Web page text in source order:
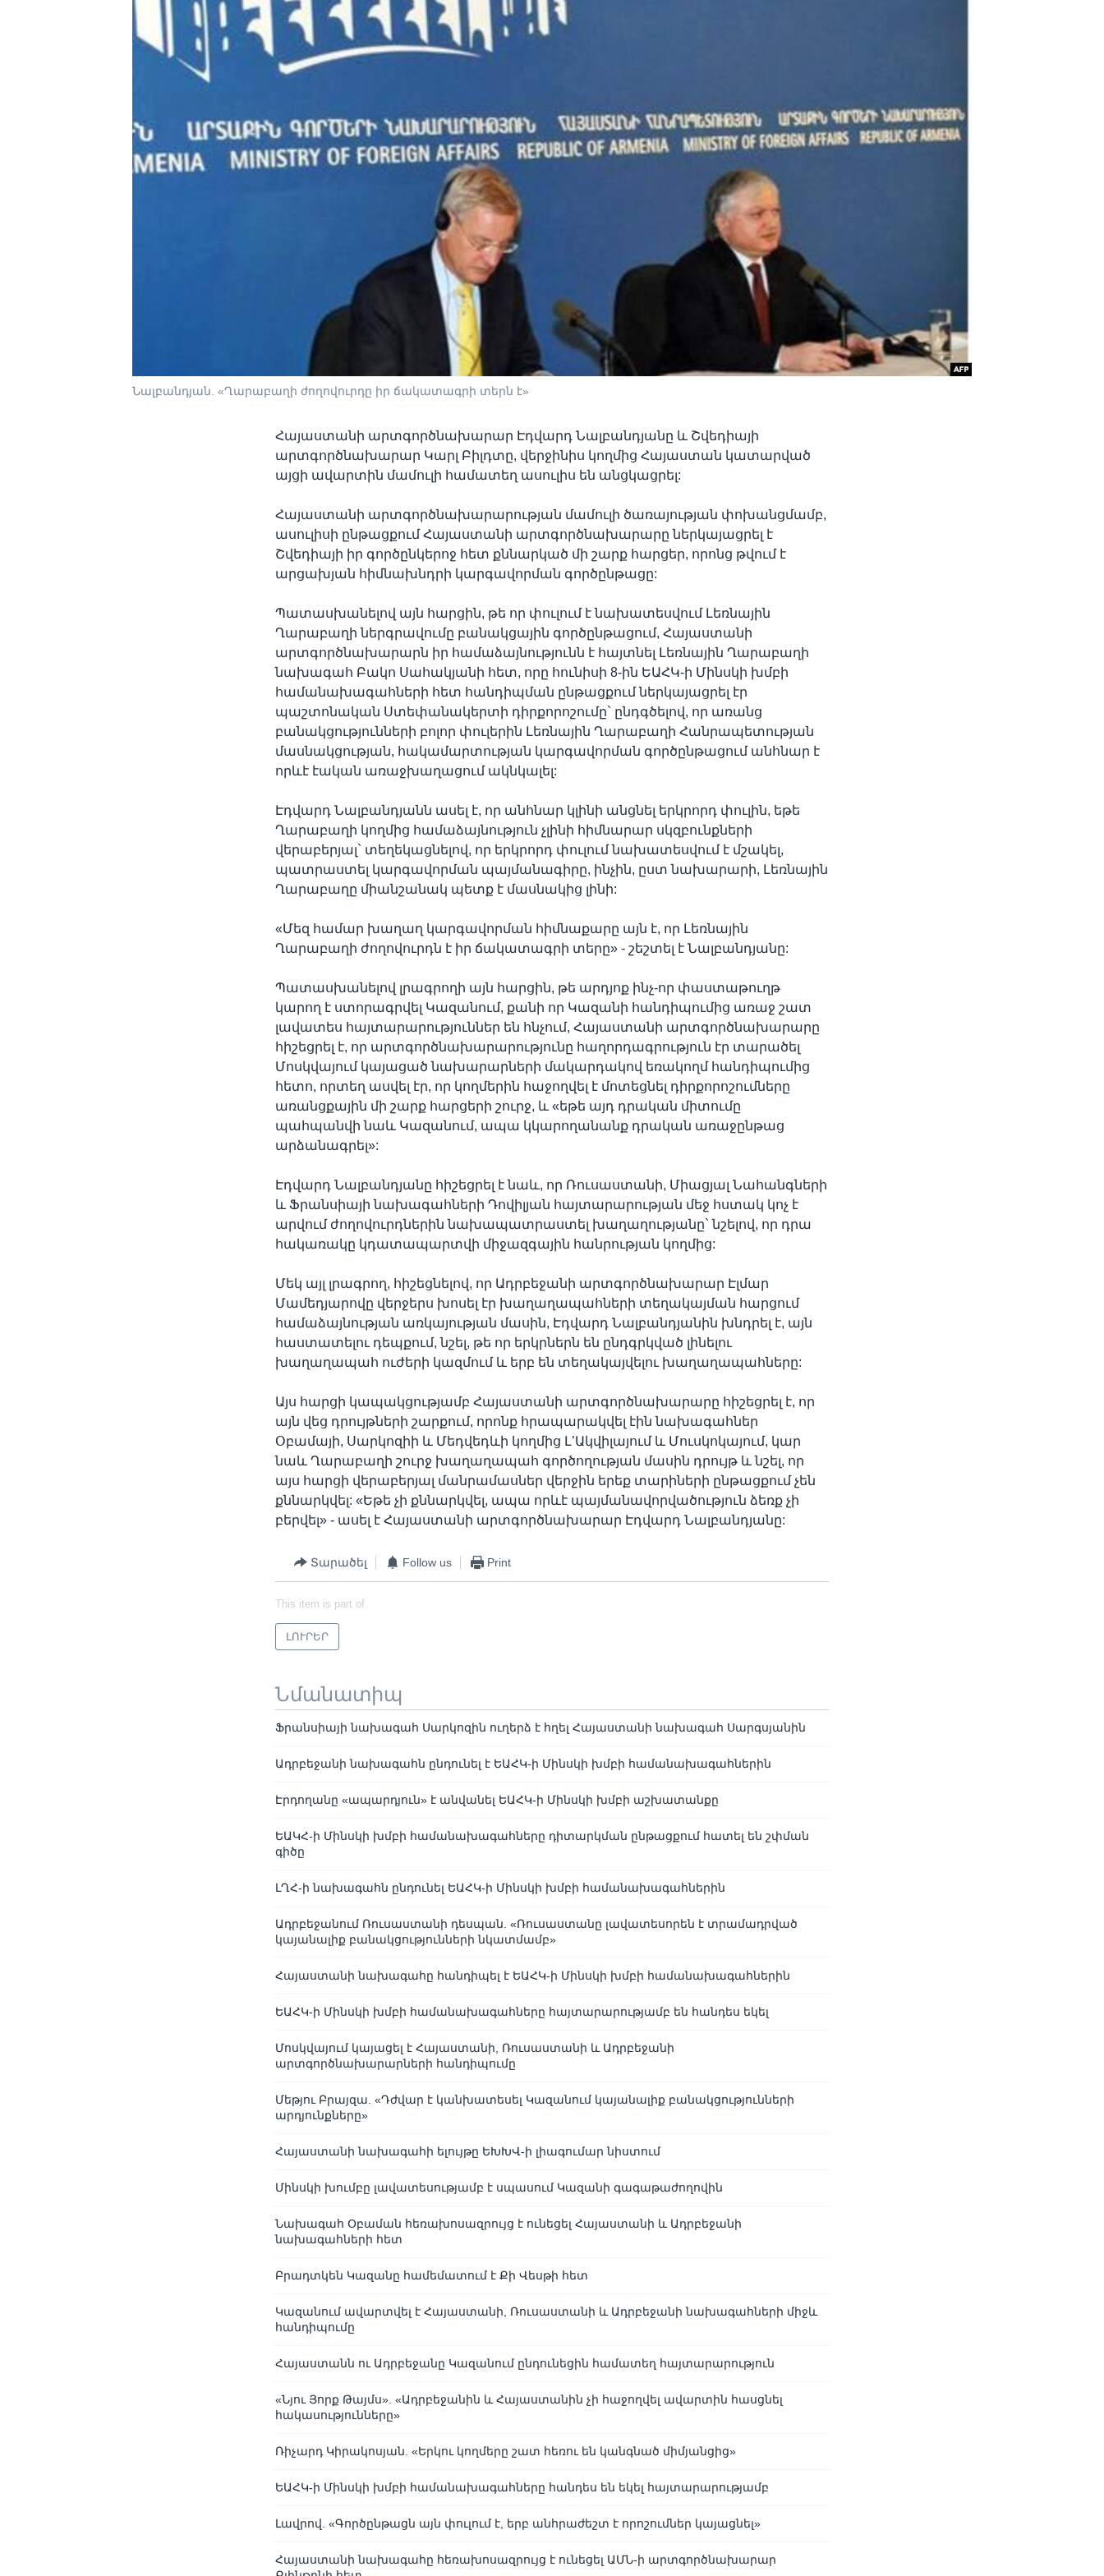
Նալբանդյան. «Ղարաբաղի ժողովուրդը իր ճակատագրի տերն է»
Հայաստանի արտգործնախարար Էդվարդ Նալբանդյանը և Շվեդիայի
արտգործնախարար Կարլ Բիլդտը, վերջինիս կողմից Հայաստան կատարված
այցի ավարտին մամուլի համատեղ ասուլիս են անցկացրել:
Հայաստանի արտգործնախարարության մամուլի ծառայության փոխանցմամբ,
ասուլիսի ընթացքում Հայաստանի արտգործնախարարը ներկայացրել է
Շվեդիայի իր գործընկերոջ հետ քննարկած մի շարք հարցեր, որոնց թվում է
արցախյան հիմնախնդրի կարգավորման գործընթացը:
Պատասխանելով այն հարցին, թե որ փուլում է նախատեսվում Լեռնային
Ղարաբաղի ներգրավումը բանակցային գործընթացում, Հայաստանի
արտգործնախարարն իր համաձայնությունն է հայտնել Լեռնային Ղարաբաղի
նախագահ Բակո Սահակյանի հետ, որը հունիսի 8-ին ԵԱՀԿ-ի Մինսկի խմբի
համանախագահների հետ հանդիպման ընթացքում ներկայացրել էր
պաշտոնական Ստեփանակերտի դիրքորոշումը` ընդգծելով, որ առանց
բանակցությունների բոլոր փուլերին Լեռնային Ղարաբաղի Հանրապետության
մասնակցության, հակամարտության կարգավորման գործընթացում անհնար է
որևէ էական առաջխաղացում ակնկալել:
Էդվարդ Նալբանդյանն ասել է, որ անհնար կլինի անցնել երկրորդ փուլին, եթե
Ղարաբաղի կողմից համաձայնություն չլինի հիմնարար սկզբունքների
վերաբերյալ` տեղեկացնելով, որ երկրորդ փուլում նախատեսվում է մշակել,
պատրաստել կարգավորման պայմանագիրը, ինչին, ըստ նախարարի, Լեռնային
Ղարաբաղը միանշանակ պետք է մասնակից լինի:
«Մեզ համար խաղաղ կարգավորման հիմնաքարը այն է, որ Լեռնային
Ղարաբաղի ժողովուրդն է իր ճակատագրի տերը» - շեշտել է Նալբանդյանը:
Պատասխանելով լրագրողի այն հարցին, թե արդյոք ինչ-որ փաստաթուղթ
կարող է ստորագրվել Կազանում, քանի որ Կազանի հանդիպումից առաջ շատ
լավատես հայտարարություններ են հնչում, Հայաստանի արտգործնախարարը
հիշեցրել է, որ արտգործնախարարությունը հաղորդագրություն էր տարածել
Մոսկվայում կայացած նախարարների մակարդակով եռակողմ հանդիպումից
հետո, որտեղ ասվել էր, որ կողմերին հաջողվել է մոտեցնել դիրքորոշումները
առանցքային մի շարք հարցերի շուրջ, և «եթե այդ դրական միտումը
պահպանվի նաև Կազանում, ապա կկարողանանք դրական առաջընթաց
արձանագրել»:
Էդվարդ Նալբանդյանը հիշեցրել է նաև, որ Ռուսաստանի, Միացյալ Նահանգների
և Ֆրանսիայի նախագահների Դովիլյան հայտարարության մեջ հստակ կոչ է
արվում ժողովուրդներին նախապատրաստել խաղաղությանը` նշելով, որ դրա
հակառակը կդատապարտվի միջազգային հանրության կողմից:
Մեկ այլ լրագրող, հիշեցնելով, որ Ադրբեջանի արտգործնախարար Էլմար
Մամեդյարովը վերջերս խոսել էր խաղաղապահների տեղակայման հարցում
համաձայնության առկայության մասին, Էդվարդ Նալբանդյանին խնդրել է, այն
հաստատելու դեպքում, նշել, թե որ երկրներն են ընդգրկված լինելու
խաղաղապահ ուժերի կազմում և երբ են տեղակայվելու խաղաղապահները:
Այս հարցի կապակցությամբ Հայաստանի արտգործնախարարը հիշեցրել է, որ
այն վեց դրույթների շարքում, որոնք հրապարակվել էին նախագահներ
Օբամայի, Սարկոզիի և Մեդվեդևի կողմից Լ’Ակվիլայում և Մուսկոկայում, կար
նաև Ղարաբաղի շուրջ խաղաղապահ գործողության մասին դրույթ և նշել, որ
այս հարցի վերաբերյալ մանրամասներ վերջին երեք տարիների ընթացքում չեն
քննարկվել: «Եթե չի քննարկվել, ապա որևէ պայմանավորվածություն ձեռք չի
բերվել» - ասել է Հայաստանի արտգործնախարար Էդվարդ Նալբանդյանը:
Տարածել Follow us Print
This item is part of
ԼՈՒՐԵՐ
Նմանատիպ
Ֆրանսիայի նախագահ Սարկոզին ուղերձ է հղել Հայաստանի նախագահ Սարգսյանին
Ադրբեջանի նախագահն ընդունել է ԵԱՀԿ-ի Մինսկի խմբի համանախագահներին
Էրդողանը «ապարդյուն» է անվանել ԵԱՀԿ-ի Մինսկի խմբի աշխատանքը
ԵԱԿՀ-ի Մինսկի խմբի համանախագահները դիտարկման ընթացքում հատել են շփման
գիծը
ԼՂՀ-ի նախագահն ընդունել ԵԱՀԿ-ի Մինսկի խմբի համանախագահներին
Ադրբեջանում Ռուսաստանի դեսպան. «Ռուսաստանը լավատեսորեն է տրամադրված
կայանալիք բանակցությունների նկատմամբ»
Հայաստանի նախագահը հանդիպել է ԵԱՀԿ-ի Մինսկի խմբի համանախագահներին
ԵԱՀԿ-ի Մինսկի խմբի համանախագահները հայտարարությամբ են հանդես եկել
Մոսկվայում կայացել է Հայաստանի, Ռուսաստանի և Ադրբեջանի
արտգործնախարարների հանդիպումը
Մեթյու Բրայզա. «Դժվար է կանխատեսել Կազանում կայանալիք բանակցությունների
արդյունքները»
Հայաստանի նախագահի ելույթը ԵԽԽՎ-ի լիագումար նիստում
Մինսկի խումբը լավատեսությամբ է սպասում Կազանի գագաթաժողովին
Նախագահ Օբաման հեռախոսազրույց է ունեցել Հայաստանի և Ադրբեջանի
նախագահների հետ
Բրադտկեն Կազանը համեմատում է Քի Վեսթի հետ
Կազանում ավարտվել է Հայաստանի, Ռուսաստանի և Ադրբեջանի նախագահների միջև
հանդիպումը
Հայաստանն ու Ադրբեջանը Կազանում ընդունեցին համատեղ հայտարարություն
«Նյու Յորք Թայմս». «Ադրբեջանին և Հայաստանին չի հաջողվել ավարտին հասցնել
հակասությունները»
Ռիչարդ Կիրակոսյան. «Երկու կողմերը շատ հեռու են կանգնած միմյանցից»
ԵԱՀԿ-ի Մինսկի խմբի համանախագահները հանդես են եկել հայտարարությամբ
Լավրով. «Գործընթացն այն փուլում է, երբ անհրաժեշտ է որոշումներ կայացնել»
Հայաստանի նախագահը հեռախոսազրույց է ունեցել ԱՄՆ-ի արտգործնախարար